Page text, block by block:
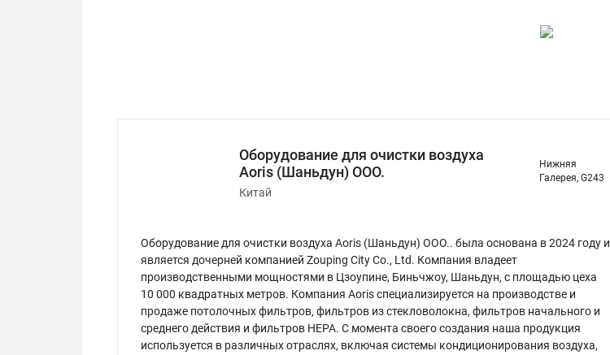
Оборудование для очистки воздуха
Aoris (Шаньдун) ООО.
Китай
Нижняя
Галерея, G243
Оборудование для очистки воздуха Aoris (Шаньдун) ООО.. была основана в 2024 году и
является дочерней компанией Zouping City Co., Ltd. Компания владеет
производственными мощностями в Цзоупине, Биньчжоу, Шаньдун, с площадью цеха
10 000 квадратных метров. Компания Aoris специализируется на производстве и
продаже потолочных фильтров, фильтров из стекловолокна, фильтров начального и
среднего действия и фильтров HEPA. С момента своего создания наша продукция
используется в различных отраслях, включая системы кондиционирования воздуха,